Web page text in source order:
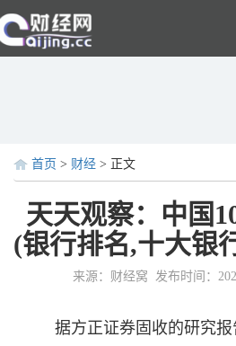
首页 > 财经 > 正文
天天观察：中国
(银行排名,十大银
来源：财经窝 发布时间：
据方正证券固收的研究报